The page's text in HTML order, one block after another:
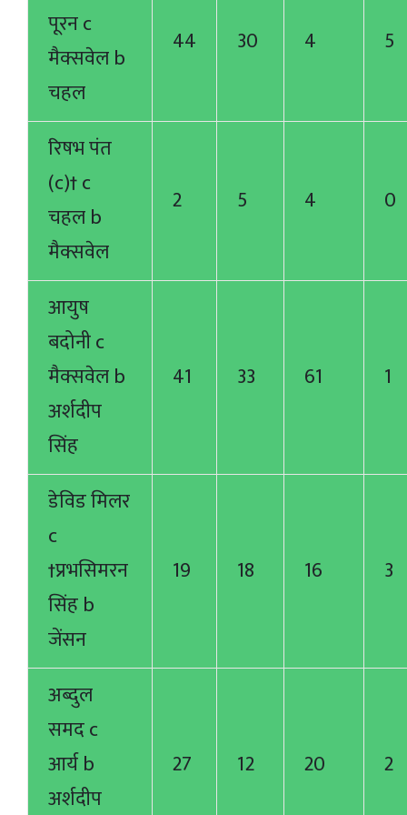
पूरन c
मैक्सवेल b
चहल
44 30 4 5
रिषभ पंत
(c)† c
चहल b
मैक्सवेल
2 5 4 0
आयुष
बदोनी c
मैक्सवेल b
अर्शदीप
सिंह
41 33 61 1
डेविड मिलर
c
†प्रभसिमरन
सिंह b
जेंसन
19 18 16 3
अब्दुल
समद c
आर्य b
अर्शदीप
27 12 20 2